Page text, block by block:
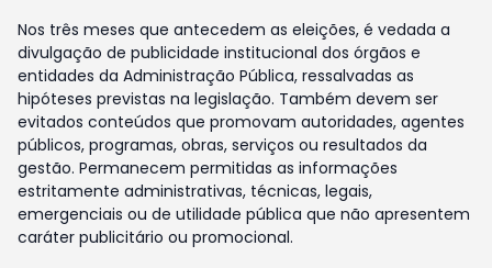
Nos três meses que antecedem as eleições, é vedada a
divulgação de publicidade institucional dos órgãos e
entidades da Administração Pública, ressalvadas as
hipóteses previstas na legislação. Também devem ser
evitados conteúdos que promovam autoridades, agentes
públicos, programas, obras, serviços ou resultados da
gestão. Permanecem permitidas as informações
estritamente administrativas, técnicas, legais,
emergenciais ou de utilidade pública que não apresentem
caráter publicitário ou promocional.